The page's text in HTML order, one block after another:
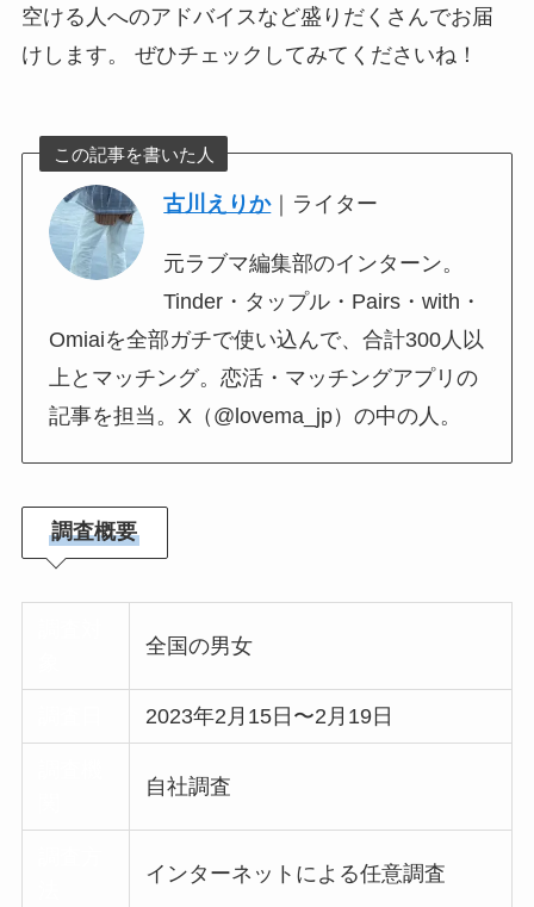
空ける人へのアドバイスなど盛りだくさんでお届
けします。 ぜひチェックしてみてくださいね！
この記事を書いた人
古川えりか｜ライター
元ラブマ編集部のインターン。
Tinder・タップル・Pairs・with・
Omiaiを全部ガチで使い込んで、合計300人以
上とマッチング。恋活・マッチングアプリの
記事を担当。X（@lovema_jp）の中の人。
調査概要
全国の男女
2023年2月15日〜2月19日
自社調査
インターネットによる任意調査